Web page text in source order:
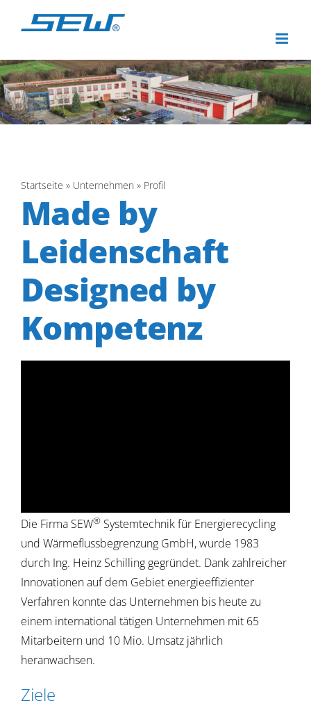
Inhalt
Startseite » Unternehmen » Profil
Made by
Leidenschaft
Designed by
Kompetenz
Die Firma SEW®Systemtechnik für Energierecycling
und Wärmeflussbegrenzung GmbH, wurde 1983
durch Ing. Heinz Schilling gegründet. Dank zahlreicher
Innovationen auf dem Gebiet energieeffizienter
Verfahren konnte das Unternehmen bis heute zu
einem international tätigen Unternehmen mit 65
Mitarbeitern und 10 Mio. Umsatz jährlich
heranwachsen.
Ziele